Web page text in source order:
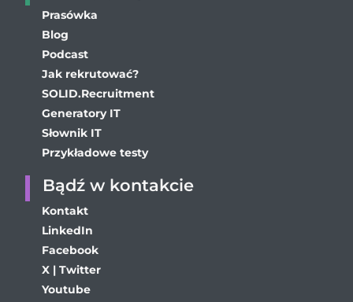
Prasówka
Blog
Podcast
Jak rekrutować?
SOLID.Recruitment
Generatory IT
Słownik IT
Przykładowe testy
Bądź w kontakcie
Kontakt
LinkedIn
Facebook
X | Twitter
Youtube